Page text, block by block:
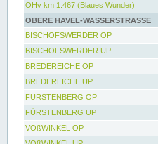
OHv km 1.467 (Blaues Wunder)
OBERE HAVEL-WASSERSTRASSE
BISCHOFSWERDER OP
BISCHOFSWERDER UP
BREDEREICHE OP
BREDEREICHE UP
FÜRSTENBERG OP
FÜRSTENBERG UP
VOßWINKEL OP